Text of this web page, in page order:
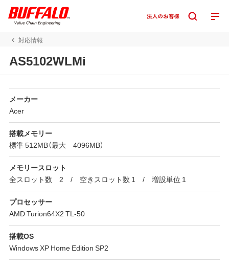
対応情報
AS5102WLMi
メーカー
Acer
搭載メモリー
標準 512MB（最大 4096MB）
メモリースロット
全スロット数 2 / 空きスロット数 1 / 増設単位 1
プロセッサー
AMD Turion64X2 TL-50
搭載OS
Windows XP Home Edition SP2